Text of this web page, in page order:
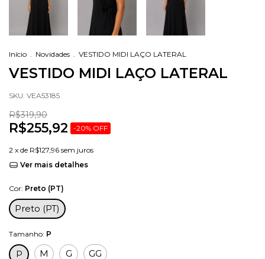
Início . Novidades . VESTIDO MIDI LAÇO LATERAL
VESTIDO MIDI LAÇO LATERAL
SKU: VEA53185
R$319,90
R$255,92 -20% OFF
2 x de R$127,96 sem juros
Ver mais detalhes
Cor: Preto (PT)
Preto (PT)
Tamanho: P
P M G GG